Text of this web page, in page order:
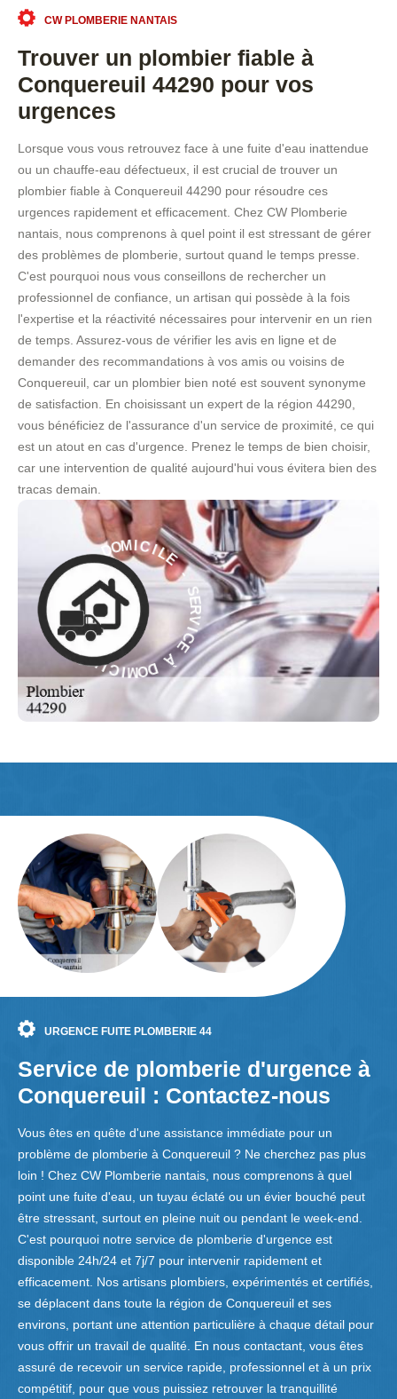
CW PLOMBERIE NANTAIS
Trouver un plombier fiable à
Conquereuil 44290 pour vos
urgences
Lorsque vous vous retrouvez face à une fuite d'eau inattendue
ou un chauffe-eau défectueux, il est crucial de trouver un
plombier fiable à Conquereuil 44290 pour résoudre ces
urgences rapidement et efficacement. Chez CW Plomberie
nantais, nous comprenons à quel point il est stressant de gérer
des problèmes de plomberie, surtout quand le temps presse.
C'est pourquoi nous vous conseillons de rechercher un
professionnel de confiance, un artisan qui possède à la fois
l'expertise et la réactivité nécessaires pour intervenir en un rien
de temps. Assurez-vous de vérifier les avis en ligne et de
demander des recommandations à vos amis ou voisins de
Conquereuil, car un plombier bien noté est souvent synonyme
de satisfaction. En choisissant un expert de la région 44290,
vous bénéficiez de l'assurance d'un service de proximité, ce qui
est un atout en cas d'urgence. Prenez le temps de bien choisir,
car une intervention de qualité aujourd'hui vous évitera bien des
tracas demain.
S
E
R
V
I
E
DOMICILE -
S
E
R
V
I
C
E
À
D
O
M
I
C
I
L
E
-
URGENCE FUITE PLOMBERIE 44
Service de plomberie d'urgence à
Conquereuil : Contactez-nous
Vous êtes en quête d'une assistance immédiate pour un
problème de plomberie à Conquereuil ? Ne cherchez pas plus
loin ! Chez CW Plomberie nantais, nous comprenons à quel
point une fuite d'eau, un tuyau éclaté ou un évier bouché peut
être stressant, surtout en pleine nuit ou pendant le week-end.
C'est pourquoi notre service de plomberie d'urgence est
disponible 24h/24 et 7j/7 pour intervenir rapidement et
efficacement. Nos artisans plombiers, expérimentés et certifiés,
se déplacent dans toute la région de Conquereuil et ses
environs, portant une attention particulière à chaque détail pour
vous offrir un travail de qualité. En nous contactant, vous êtes
assuré de recevoir un service rapide, professionnel et à un prix
compétitif, pour que vous puissiez retrouver la tranquillité